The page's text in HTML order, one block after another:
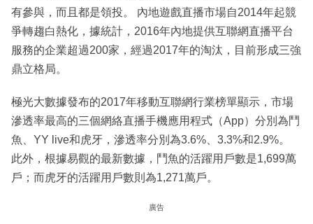
有參與，而且都是領投。 內地遊戲直播市場自2014年起競
爭轉趨白熱化，據統計，2016年內地提供互聯網直播平台
服務的企業超過200家，經過2017年的淘汰，目前形成三強
鼎立格局。
極光大數據發布的2017年移動互聯網行業榜單顯示，市場
滲透率最高的三個網絡直播手機應用程式（App）分別為鬥
魚、YY live和虎牙，滲透率分別為3.6%、3.3%和2.9%。
此外，根據易觀的最新數據，鬥魚的活躍用戶數是1,699萬
戶；而虎牙的活躍用戶數則為1,271萬戶。
廣告